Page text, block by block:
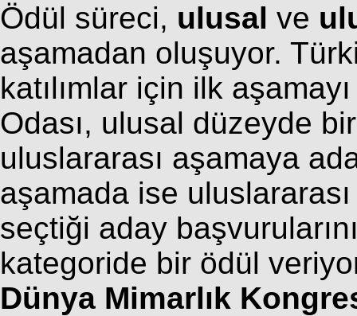
Ödül süreci, ulusal ve
aşamadan oluşuyor.
katılımlar için ilk
Odası, ulusal düzeyde
uluslararası aşamaya
aşamada ise
seçtiği aday
kategoride bir ödül
Dünya Mimarlık